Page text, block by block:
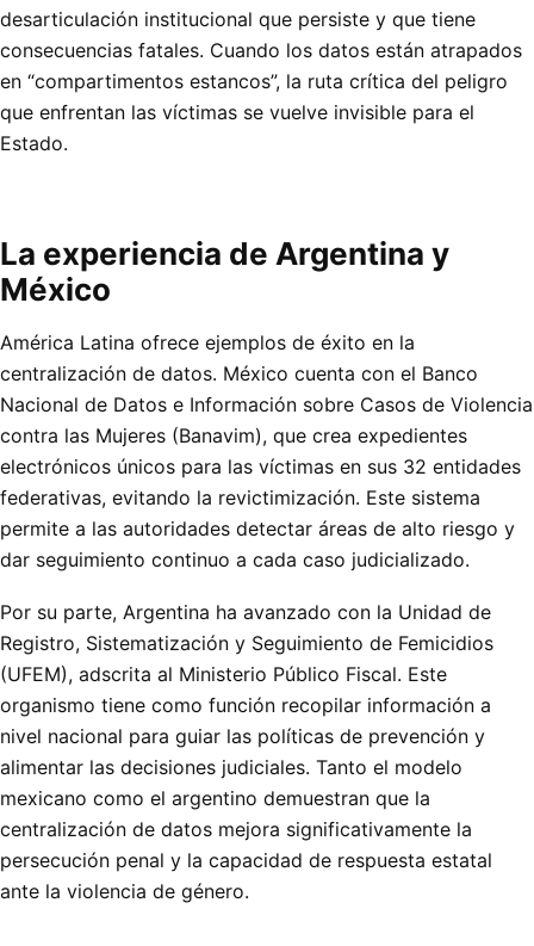
desarticulación institucional que persiste y que tiene
consecuencias fatales. Cuando los datos están atrapados
en “compartimentos estancos”, la ruta crítica del peligro
que enfrentan las víctimas se vuelve invisible para el
Estado.
La experiencia de Argentina y
México
América Latina ofrece ejemplos de éxito en la
centralización de datos. México cuenta con el Banco
Nacional de Datos e Información sobre Casos de Violencia
contra las Mujeres (Banavim), que crea expedientes
electrónicos únicos para las víctimas en sus 32 entidades
federativas, evitando la revictimización. Este sistema
permite a las autoridades detectar áreas de alto riesgo y
dar seguimiento continuo a cada caso judicializado.
Por su parte, Argentina ha avanzado con la Unidad de
Registro, Sistematización y Seguimiento de Femicidios
(UFEM), adscrita al Ministerio Público Fiscal. Este
organismo tiene como función recopilar información a
nivel nacional para guiar las políticas de prevención y
alimentar las decisiones judiciales. Tanto el modelo
mexicano como el argentino demuestran que la
centralización de datos mejora significativamente la
persecución penal y la capacidad de respuesta estatal
ante la violencia de género.